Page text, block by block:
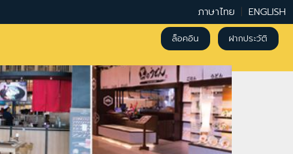
ภาษาไทย ENGLISH
ล็อคอิน ฝากประวัติ